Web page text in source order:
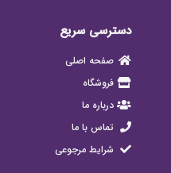
دسترسی سریع
صفحه اصلی
فروشگاه
درباره ما
تماس با ما
شرایط مرجوعی